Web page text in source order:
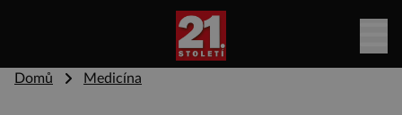
Domů Medicína